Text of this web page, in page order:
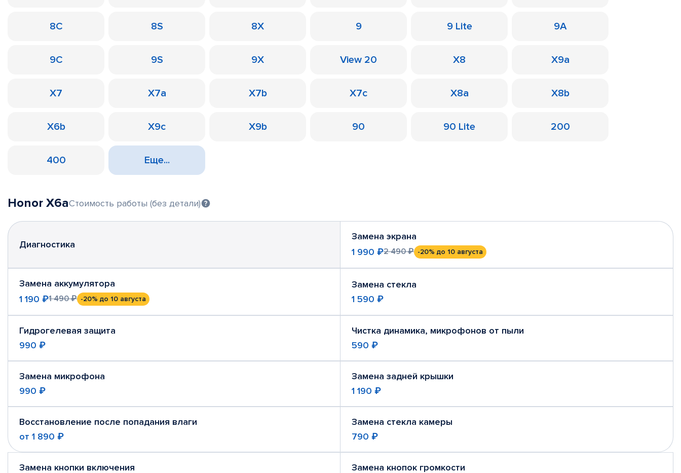
8C 8S 8X 9 9 Lite 9A
9C 9S 9X View 20 X8 X9a
X7 X7a X7b X7c X8a X8b
X6b X9c X9b 90 90 Lite 200
400 Еще...
Honor X6aСтоимость работы (без детали)
Диагностика
Замена экрана
1 990 ₽2 490 ₽ -20% до 10 августа
Замена аккумулятора
1 190 ₽1 490 ₽ -20% до 10 августа
Замена стекла
1 590 ₽
Гидрогелевая защита
990 ₽
Чистка динамика, микрофонов от пыли
590 ₽
Замена микрофона
990 ₽
Замена задней крышки
1 190 ₽
Восстановление после попадания влаги
от 1 890 ₽
Замена стекла камеры
790 ₽
Замена кнопки включения Замена кнопок громкости